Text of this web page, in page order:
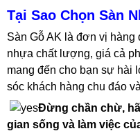
Tại Sao Chọn Sàn
Sàn Gỗ AK là đơn vị hàng
nhựa chất lượng, giá cả
mang đến cho bạn sự hài
sóc khách hàng chu đáo
Đừng chần chừ,
gian sống và làm việc